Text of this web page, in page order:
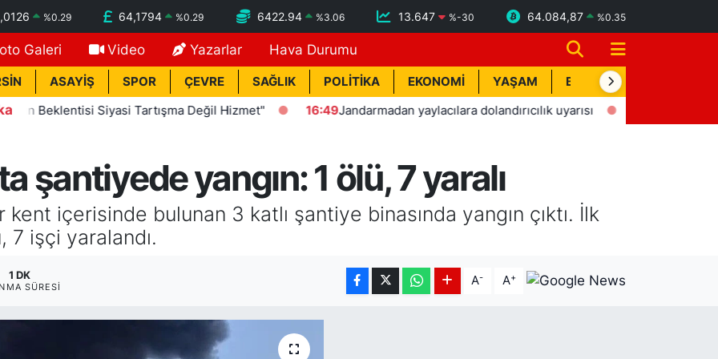
%0.29 64,1794 %0.29 6422.94 %3.06 13.647 %-30 64.084,87 %0.35
Galeri Video Yazarlar Hava Durumu
ASAYİŞ SPOR ÇEVRE SAĞLIK POLİTİKA EKONOMİ YAŞAM BİK İLAN
Beklentisi Siyasi Tartışma Değil Hizmet" 16:49 Jandarmadan yaylacılara dolandırıcılık uyarısı 16:11
şantiyede yangın: 1 ölü, 7 yaralı
içerisinde bulunan 3 katlı şantiye binasında yangın çıktı. İlk
işçi yaralandı.
1 DK
SÜRESI A- A+